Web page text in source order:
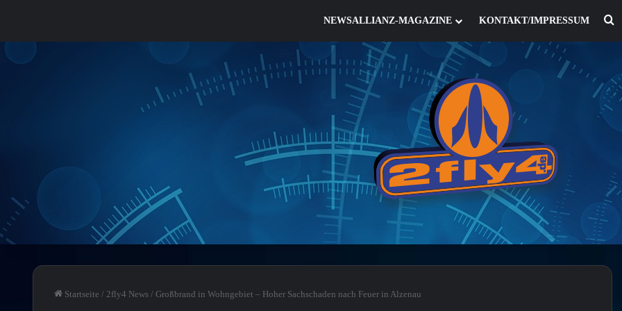
NEWSALLIANZ-MAGAZINE KONTAKT/IMPRESSUM
Startseite / 2fly4 News / Großbrand in Wohngebiet – Hoher Sachschaden nach Feuer in Alzenau